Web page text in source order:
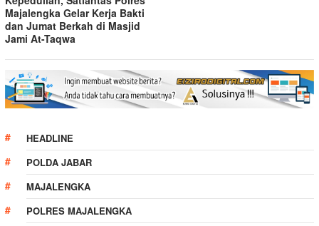
Majalengka Gelar Kerja Bakti
dan Jumat Berkah di Masjid
Jami At-Taqwa
HEADLINE
POLDA JABAR
MAJALENGKA
POLRES MAJALENGKA